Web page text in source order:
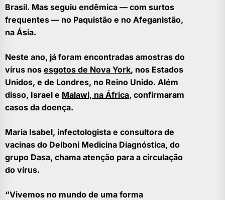
Brasil. Mas seguiu endêmica — com surtos
frequentes — no Paquistão e no Afeganistão,
na Ásia.
Neste ano, já foram encontradas amostras do
vírus nos esgotos de Nova York, nos Estados
Unidos, e de Londres, no Reino Unido. Além
disso, Israel e Malawi, na África, confirmaram
casos da doença.
Maria Isabel, infectologista e consultora de
vacinas do Delboni Medicina Diagnóstica, do
grupo Dasa, chama atenção para a circulação
do vírus.
“Vivemos no mundo de uma forma